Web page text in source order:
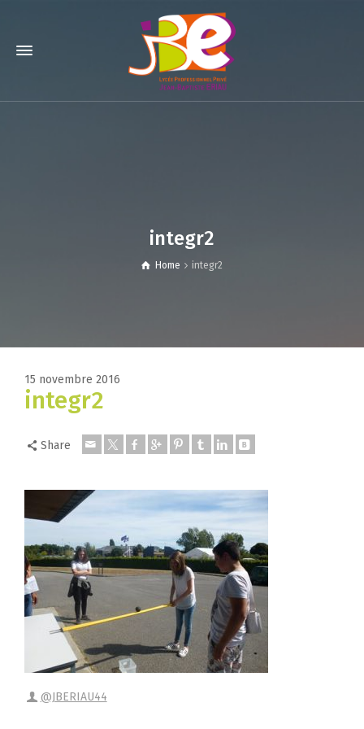
integr2
Home integr2
15 novembre 2016
integr2
Share
@JBERIAU44